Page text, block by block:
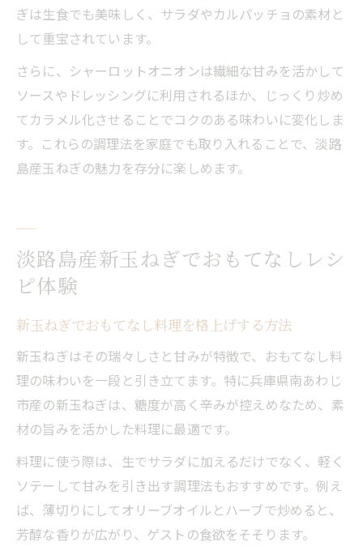
ぎは生食でも美味しく、サラダやカルパッチョの素材と
して重宝されています。
さらに、シャーロットオニオンは繊細な甘みを活かして
ソースやドレッシングに利用されるほか、じっくり炒め
てカラメル化させることでコクのある味わいに変化しま
す。これらの調理法を家庭でも取り入れることで、淡路
島産玉ねぎの魅力を存分に楽しめます。
淡路島産新玉ねぎでおもてなしレシ
ピ体験
新玉ねぎでおもてなし料理を格上げする方法
新玉ねぎはその瑞々しさと甘みが特徴で、おもてなし料
理の味わいを一段と引き立てます。特に兵庫県南あわじ
市産の新玉ねぎは、糖度が高く辛みが控えめなため、素
材の旨みを活かした料理に最適です。
料理に使う際は、生でサラダに加えるだけでなく、軽く
ソテーして甘みを引き出す調理法もおすすめです。例え
ば、薄切りにしてオリーブオイルとハーブで炒めると、
芳醇な香りが広がり、ゲストの食欲をそそります。